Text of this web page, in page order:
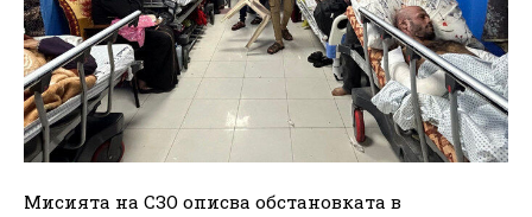
Мисията на СЗО описва обстановката в